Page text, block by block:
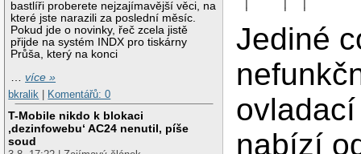
bastlíři proberete nejzajímavější věci, na
které jste narazili za poslední měsíc.
Pokud jde o novinky, řeč zcela jistě
přijde na systém INDX pro tiskárny
Průša, který na konci
…více »
bkralik
Komentářů: 0
T-Mobile nikdo k blokaci
‚dezinfowebu‘ AC24 nenutil, píše
soud
│     │  │
│     │  │
│     │▒▒│
│     │▒▒│
│     │▒▒│
│     │▒▒│
│     │▒▒│
│     │▒▒│
│     │▒▒│
│     │▒▒│
│     ├──┤   64-
│     │OO│
Jediné
nabízí